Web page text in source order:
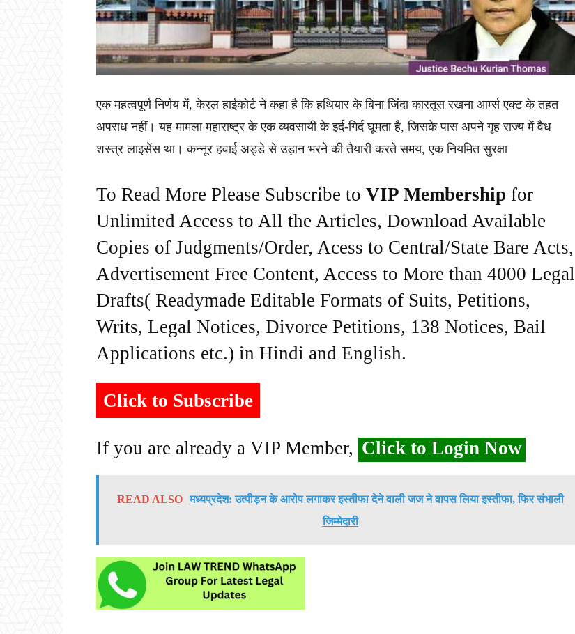
एक महत्वपूर्ण निर्णय में, केरल हाईकोर्ट ने कहा है कि हथियार के बिना जिंदा कारतूस रखना आर्म्स एक्ट के तहत
अपराध नहीं। यह मामला महाराष्ट्र के एक व्यवसायी के इर्द-गिर्द घूमता है, जिसके पास अपने गृह राज्य में वैध
शस्त्र लाइसेंस था। कन्नूर हवाई अड्डे से उड़ान भरने की तैयारी करते समय, एक नियमित सुरक्षा
To Read More Please Subscribe to VIP Membership for
Unlimited Access to All the Articles, Download Available
Copies of Judgments/Order, Acess to Central/State Bare Acts,
Advertisement Free Content, Access to More than 4000 Legal
Drafts( Readymade Editable Formats of Suits, Petitions,
Writs, Legal Notices, Divorce Petitions, 138 Notices, Bail
Applications etc.) in Hindi and English.
Click to Subscribe
If you are already a VIP Member, Click to Login Now
READ ALSO मध्यप्रदेश: उत्पीड़न के आरोप लगाकर इस्तीफा देने वाली जज ने वापस लिया इस्तीफा, फिर संभाली
जिम्मेदारी